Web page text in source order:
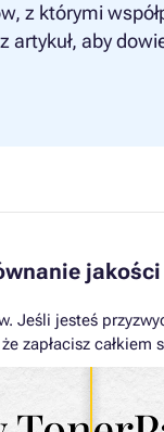
z którymi
artykuł, aby
Jeśli jesteś
zapłacisz